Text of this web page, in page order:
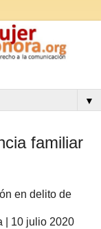
▼
familiar
en delito de
| 10 julio 2020